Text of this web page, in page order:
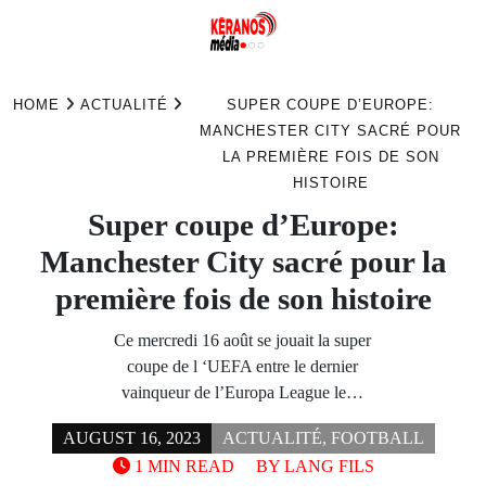
HOME ACTUALITÉ
SUPER COUPE D’EUROPE:
MANCHESTER CITY SACRÉ POUR
LA PREMIÈRE FOIS DE SON
HISTOIRE
Super coupe d’Europe:
Manchester City sacré pour la
première fois de son histoire
Ce mercredi 16 août se jouait la super
coupe de l ‘UEFA entre le dernier
vainqueur de l’Europa League le…
AUGUST 16, 2023 ACTUALITÉ, FOOTBALL
BY LANG FILS
1 MIN READ